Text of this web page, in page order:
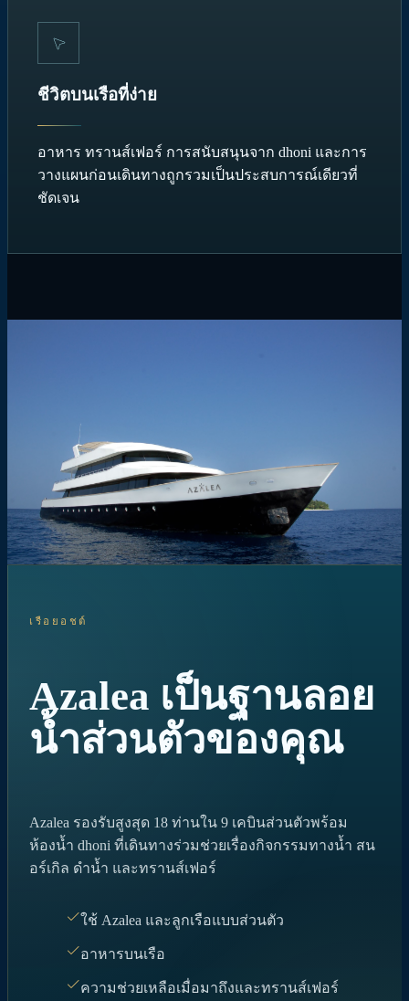
ชีวิตบนเรือที่ง่าย
อาหาร ทรานส์เฟอร์ การสนับสนุนจาก dhoni และการ
วางแผนก่อนเดินทางถูกรวมเป็นประสบการณ์เดียวที่
ชัดเจน
เรือยอชต์
Azalea เป็นฐานลอย
น้ำส่วนตัวของคุณ
Azalea รองรับสูงสุด 18 ท่านใน 9 เคบินส่วนตัวพร้อม
ห้องน้ำ dhoni ที่เดินทางร่วมช่วยเรื่องกิจกรรมทางน้ำ สน
อร์เกิล ดำน้ำ และทรานส์เฟอร์
ใช้ Azalea และลูกเรือแบบส่วนตัว
อาหารบนเรือ
ความช่วยเหลือเมื่อมาถึงและทรานส์เฟอร์